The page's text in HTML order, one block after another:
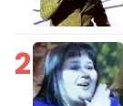
2